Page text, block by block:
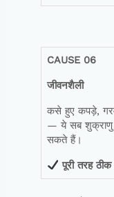
CAUSE 06
जीवनशैली
कसे हुए कपड़े, गरम
— ये सब शुक्राणु
सकते हैं।
पूरी तरह ठीक